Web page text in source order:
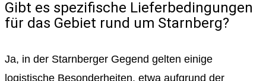
Gibt es spezifische Lieferbedingungen
für das Gebiet rund um Starnberg?
Ja, in der Starnberger Gegend gelten einige
logistische Besonderheiten, etwa aufgrund der